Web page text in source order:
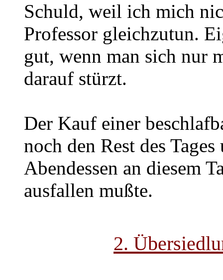
Schuld, weil ich mich
Professor gleichzutun.
gut, wenn man sich nur
darauf stürzt.
Der Kauf einer
noch den Rest des
Abendessen an diesem
ausfallen mußte.
2.